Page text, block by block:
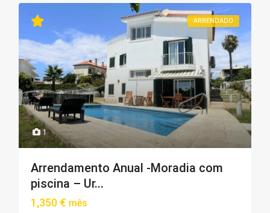
1
ARRENDADO
Arrendamento Anual -Moradia com
piscina – Ur...
1,350 € mês